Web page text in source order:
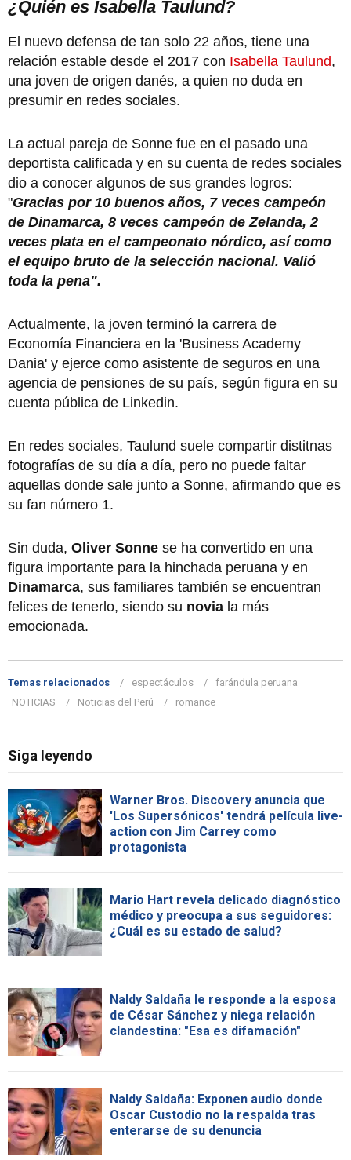
¿Quién es Isabella Taulund?
El nuevo defensa de tan solo 22 años, tiene una
relación estable desde el 2017 con Isabella Taulund,
una joven de origen danés, a quien no duda en
presumir en redes sociales.
La actual pareja de Sonne fue en el pasado una
deportista calificada y en su cuenta de redes sociales
dio a conocer algunos de sus grandes logros:
"Gracias por 10 buenos años, 7 veces campeón
de Dinamarca, 8 veces campeón de Zelanda, 2
veces plata en el campeonato nórdico, así como
el equipo bruto de la selección nacional. Valió
toda la pena".
Actualmente, la joven terminó la carrera de
Economía Financiera en la 'Business Academy
Dania' y ejerce como asistente de seguros en una
agencia de pensiones de su país, según figura en su
cuenta pública de Linkedin.
En redes sociales, Taulund suele compartir distitnas
fotografías de su día a día, pero no puede faltar
aquellas donde sale junto a Sonne, afirmando que es
su fan número 1.
Sin duda, Oliver Sonne se ha convertido en una
figura importante para la hinchada peruana y en
Dinamarca, sus familiares también se encuentran
felices de tenerlo, siendo su novia la más
emocionada.
Temas relacionados espectáculos
farándula peruana
NOTICIAS
Noticias del Perú romance
Siga leyendo
Warner Bros. Discovery anuncia que
'Los Supersónicos' tendrá película live-
action con Jim Carrey como
protagonista
Mario Hart revela delicado diagnóstico
médico y preocupa a sus seguidores:
¿Cuál es su estado de salud?
Naldy Saldaña le responde a la esposa
de César Sánchez y niega relación
clandestina: "Esa es difamación"
Naldy Saldaña: Exponen audio donde
Oscar Custodio no la respalda tras
enterarse de su denuncia